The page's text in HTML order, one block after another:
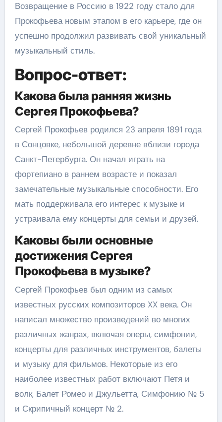
Возвращение в Россию в 1922 году стало для
Прокофьева новым этапом в его карьере, где он
успешно продолжил развивать свой уникальный
музыкальный стиль.
Вопрос-ответ:
Какова была ранняя жизнь
Сергея Прокофьева?
Сергей Прокофьев родился 23 апреля 1891 года
в Сонцовке, небольшой деревне вблизи города
Санкт-Петербурга. Он начал играть на
фортепиано в раннем возрасте и показал
замечательные музыкальные способности. Его
мать поддерживала его интерес к музыке и
устраивала ему концерты для семьи и друзей.
Каковы были основные
достижения Сергея
Прокофьева в музыке?
Сергей Прокофьев был одним из самых
известных русских композиторов XX века. Он
написал множество произведений во многих
различных жанрах, включая оперы, симфонии,
концерты для различных инструментов, балеты
и музыку для фильмов. Некоторые из его
наиболее известных работ включают Петя и
волк, Балет Ромео и Джульетта, Симфонию № 5
и Скрипичный концерт № 2.